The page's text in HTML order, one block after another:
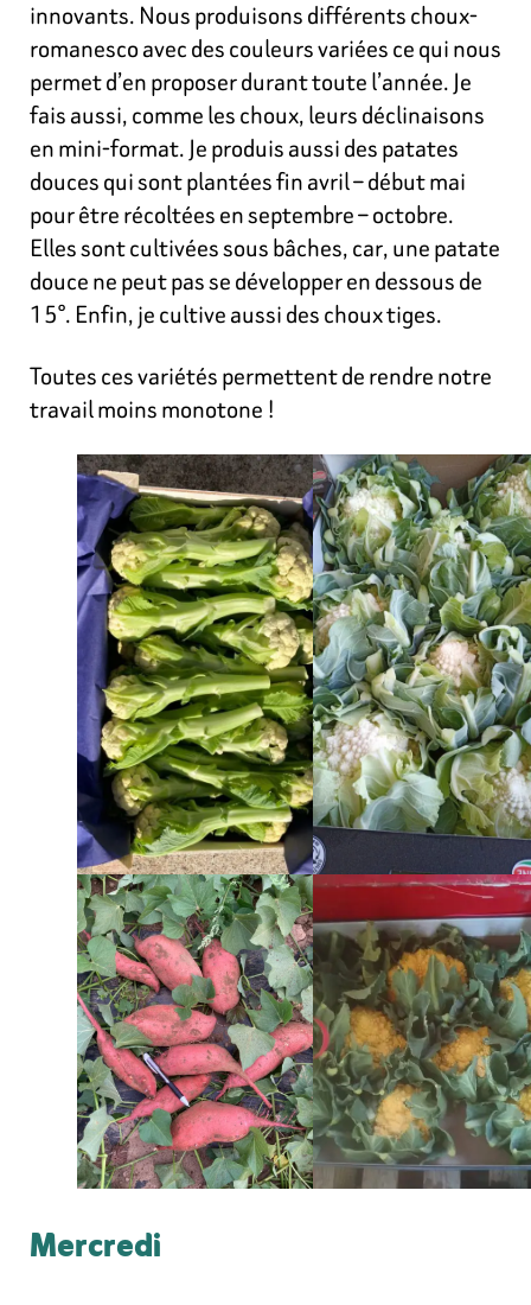
innovants. Nous produisons différents choux-
romanesco avec des couleurs variées ce qui nous
permet d’en proposer durant toute l’année. Je
fais aussi, comme les choux, leurs déclinaisons
en mini-format. Je produis aussi des patates
douces qui sont plantées fin avril – début mai
pour être récoltées en septembre – octobre.
Elles sont cultivées sous bâches, car, une patate
douce ne peut pas se développer en dessous de
15°. Enfin, je cultive aussi des choux tiges.
Toutes ces variétés permettent de rendre notre
travail moins monotone !
Mercredi